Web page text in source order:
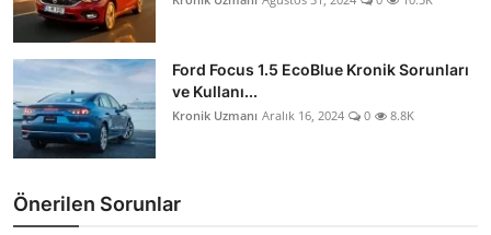
Ford Focus 1.5 EcoBlue Kronik Sorunları
ve Kullanı...
Kronik Uzmanı Aralık 16, 2024 0 8.8K
Önerilen Sorunlar